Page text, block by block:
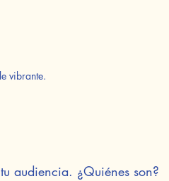
vibrante.
audiencia. ¿Quiénes son?